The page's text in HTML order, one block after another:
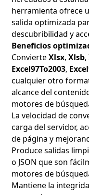
herramienta ofrece
salida optimizada
descubribilidad y
Beneficios
ConvierteXlsx, Xlsb,
Excel97To2003,
cualquier otro
alcance del
motores de
La velocidad de
carga del servidor,
de página y
Produce salidas
o JSON que son
motores de
Mantiene la